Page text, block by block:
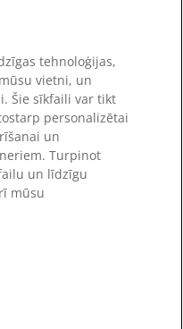
Inc.
trademark status
status in other
Your use of this site is
paziņojums
tehnoloģijas,
vietni, un
Šie sīkfaili var tikt
personalizētai
un
Turpinot
un līdzīgu
mūsu